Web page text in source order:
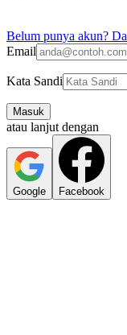
Belum punya akun?
Email
Kata Sandi
Masuk
atau lanjut dengan
Google Facebook